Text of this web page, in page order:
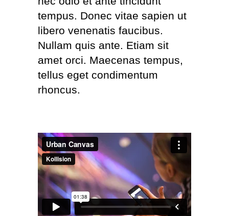
tempus. Donec vitae sapien ut
libero venenatis faucibus.
Nullam quis ante. Etiam sit
amet orci. Maecenas tempus,
tellus eget condimentum
rhoncus.